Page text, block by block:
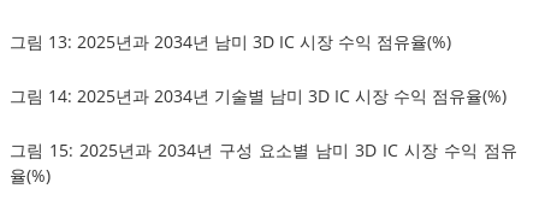
그림 13: 2025년과 2034년 남미 3D IC 시장 수익 점유율(%)
그림 14: 2025년과 2034년 기술별 남미 3D IC 시장 수익 점유율(%)
그림 15: 2025년과 2034년 구성 요소별 남미 3D IC 시장 수익 점유
율(%)